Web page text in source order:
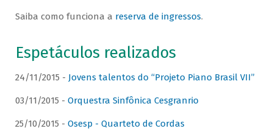
Saiba como funciona a reserva de ingressos.
Espetáculos realizados
24/11/2015 - Jovens talentos do “Projeto Piano Brasil VII”
03/11/2015 - Orquestra Sinfônica Cesgranrio
25/10/2015 - Osesp - Quarteto de Cordas